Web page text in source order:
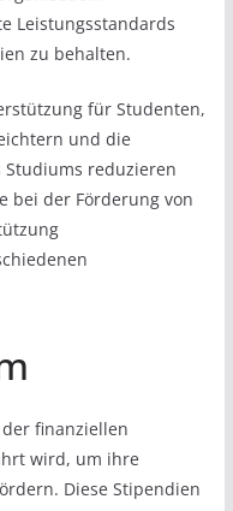
Leistungsstandards
zu behalten.
für Studenten,
und die
reduzieren
bei der Förderung von
finanziellen
wird, um ihre
Diese Stipendien